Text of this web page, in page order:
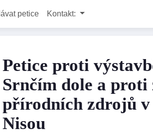
petice Kontakt:
Petice proti
Srnčím dole a proti
přírodních zdrojů v
Nisou